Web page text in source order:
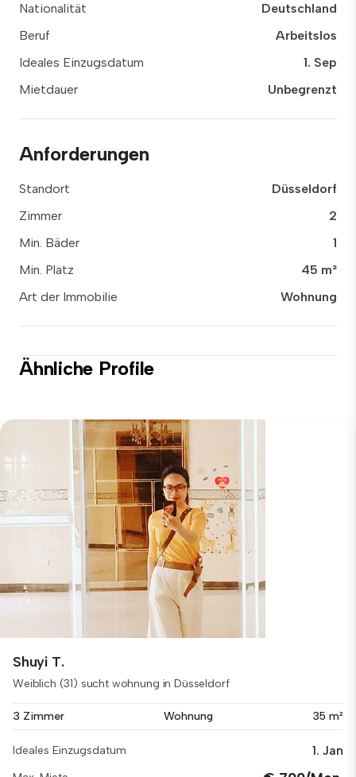
Nationalität
Deutschland
Beruf
Arbeitslos
Ideales Einzugsdatum
1. Sep
Mietdauer
Unbegrenzt
Anforderungen
Standort
Düsseldorf
Zimmer
2
Min. Bäder
1
Min. Platz
45 m²
Art der Immobilie
Wohnung
Ähnliche Profile
Shuyi T.
Weiblich (31) sucht wohnung in Düsseldorf
3 Zimmer Wohnung 35 m²
Ideales Einzugsdatum 1. Jan